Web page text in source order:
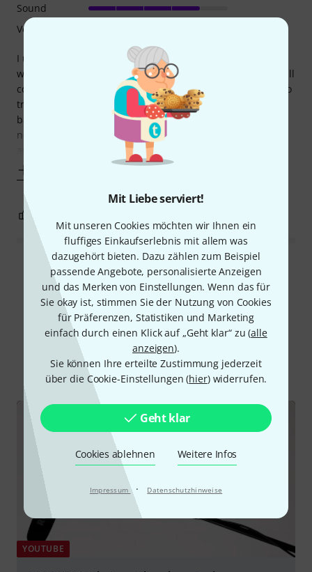
Mit Liebe serviert!
Mit unseren Cookies möchten wir Ihnen ein
fluffiges Einkaufserlebnis mit allem was
dazugehört bieten. Dazu zählen zum Beispiel
passende Angebote, personalisierte Anzeigen
und das Merken von Einstellungen. Wenn das für
Sie okay ist, stimmen Sie der Nutzung von Cookies
für Präferenzen, Statistiken und Marketing
einfach durch einen Klick auf „Geht klar“ zu (alle
anzeigen).
Sie können Ihre erteilte Zustimmung jederzeit
über die Cookie-Einstellungen (hier) widerrufen.
Geht klar
Cookies ablehnen Weitere Infos
Impressum · Datenschutzhinweise
I use it with the XLR1 Adapter on GH5 , works good . I use it
with the shockmount from Rode . Much better sound overall
compared to VideoMic Pro . I took this as it can be used also
trough the 3.5 mm jack with an adapter because it has the
battery , I have now power from the XLR1 adapter , but you
never know when that can be usefull . Mic start
Sound
Verarbeitung
Alle Bewertungen lesen
Schon gewusst?
Alle Videos Ratgeber
YOUTUBE